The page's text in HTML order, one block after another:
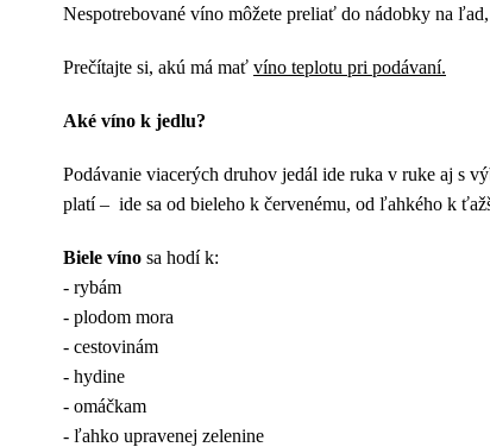
Nespotrebované víno môžete preliať do nádobky na
Prečítajte si, akú má mať víno teplotu pri podávaní.
Aké víno k jedlu?
Podávanie viacerých druhov jedál ide ruka v ruke aj s
platí – ide sa od bieleho k červenému, od ľahkého k
Biele víno sa hodí k:
- rybám
- plodom mora
- cestovinám
- hydine
- omáčkam
- ľahko upravenej zelenine